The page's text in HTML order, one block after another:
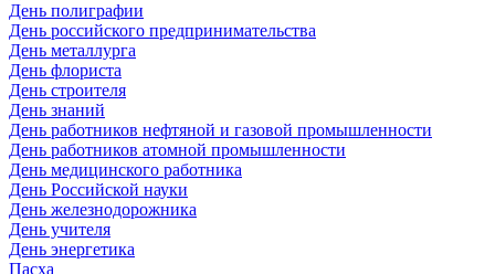
День полиграфии
День российского предпринимательства
День металлурга
День флориста
День строителя
День знаний
День работников нефтяной и газовой промышленности
День работников атомной промышленности
День медицинского работника
День Российской науки
День железнодорожника
День учителя
День энергетика
Пасха